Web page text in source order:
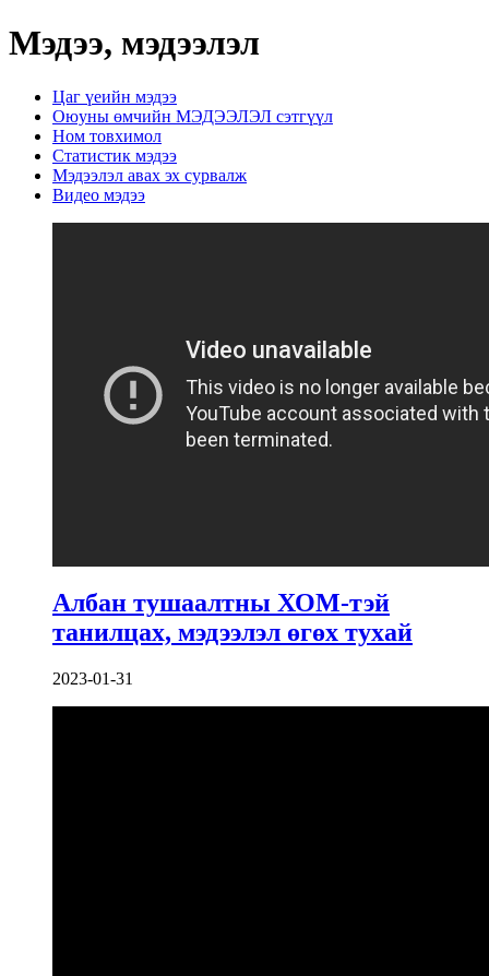
Мэдээ, мэдээлэл
Цаг үеийн мэдээ
Оюуны өмчийн МЭДЭЭЛЭЛ сэтгүүл
Ном товхимол
Статистик мэдээ
Мэдээлэл авах эх сурвалж
Видео мэдээ
Албан тушаалтны ХОМ-тэй
танилцах, мэдээлэл өгөх тухай
2023-01-31